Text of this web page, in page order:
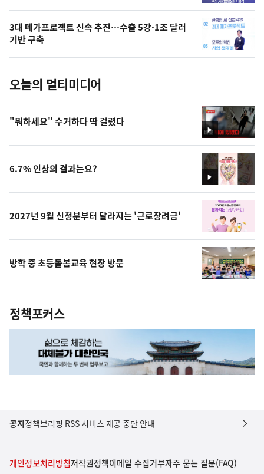
의
사
진
3대 메가프로젝트 신속 추진…수출 5강·1조 달러
기반 구축
오늘의 멀티미디어
영
상
"뭐하세요" 수거하다 딱 걸렸다
영
상
6.7% 인상의 결과는요?
2027년 9월 신청분부터 달라지는 '근로장려금'
방학 중 초등돌봄교육 현장 방문
정책포커스
공지정책브리핑 RSS 서비스 제공 중단 안내
개인정보처리방침저작권정책이메일 수집거부자주 묻는 질문(FAQ)